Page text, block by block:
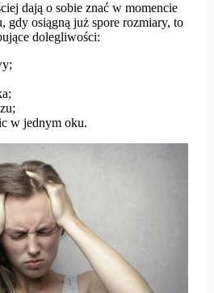
dają o sobie znać w momencie
gdy osiągną już spore rozmiary, to
dolegliwości:
w jednym oku.